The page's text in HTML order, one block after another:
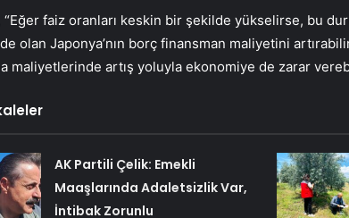
“Eğer faiz oranları keskin bir şekilde yükselirse, bu
olan Japonya’nın borç finansman maliyetini
maliyetlerinde artış yoluyla ekonomiye de zarar
AK Partili Çelik: Emekli
Maaşlarında Adaletsizlik Var,
İntibak Zorunlu